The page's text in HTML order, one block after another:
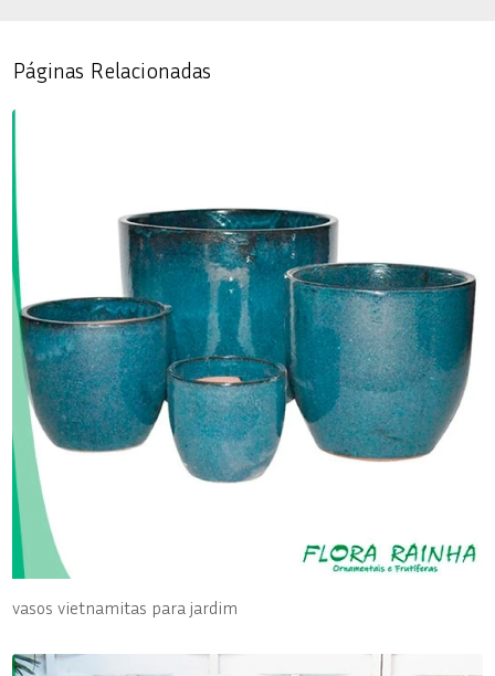
Páginas Relacionadas
vasos vietnamitas para jardim